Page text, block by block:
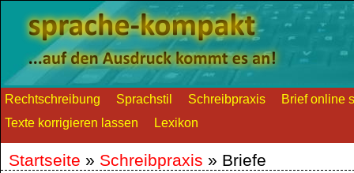
Rechtschreibung Sprachstil Schreibpraxis
Brief online
Texte korrigieren lassen
Lexikon
Startseite » Schreibpraxis » Briefe